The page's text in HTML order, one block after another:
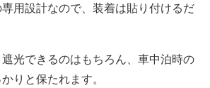
用設計なので、装着は貼り付けるだ
光できるのはもちろん、車中泊時の
りと保たれます。